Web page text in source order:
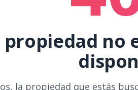
propiedad no
la propiedad que estás